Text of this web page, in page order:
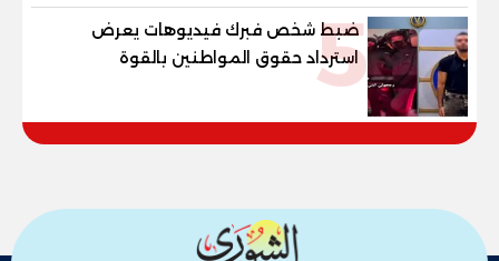
5
ضبط شخص فبرك فيديوهات يعرض
استرداد حقوق المواطنين بالقوة